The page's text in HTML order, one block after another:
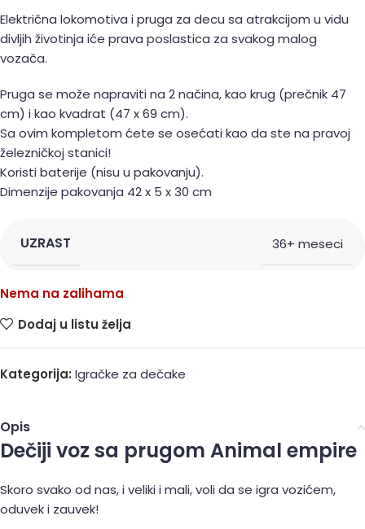
Električna lokomotiva i pruga za decu sa atrakcijom u vidu
divljih životinja iće prava poslastica za svakog malog
vozača.
Pruga se može napraviti na 2 načina, kao krug (prečnik 47
cm) i kao kvadrat (47 x 69 cm).
Sa ovim kompletom ćete se osećati kao da ste na pravoj
železničkoj stanici!
Koristi baterije (nisu u pakovanju).
Dimenzije pakovanja 42 x 5 x 30 cm
UZRAST 36+ meseci
Nema na zalihama
Dodaj u listu želja
Kategorija: Igračke za dečake
Opis
Dečiji voz sa prugom Animal empire
Skoro svako od nas, i veliki i mali, voli da se igra vozićem,
oduvek i zauvek!